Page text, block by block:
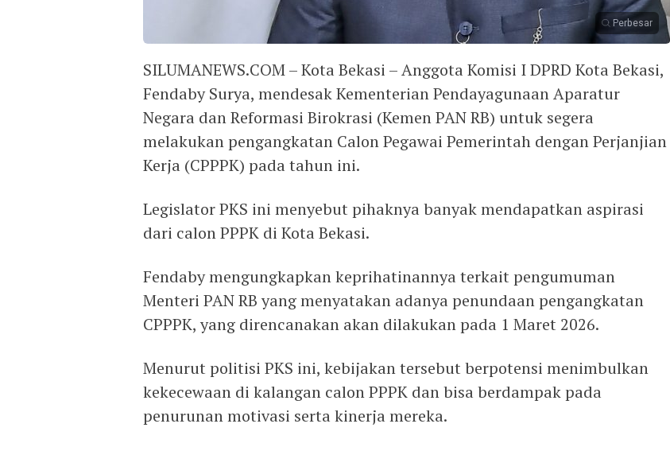
Perbesar
SILUMANEWS.COM – Kota Bekasi – Anggota Komisi I DPRD Kota Bekasi,
Fendaby Surya, mendesak Kementerian Pendayagunaan Aparatur
Negara dan Reformasi Birokrasi (Kemen PAN RB) untuk segera
melakukan pengangkatan Calon Pegawai Pemerintah dengan Perjanjian
Kerja (CPPPK) pada tahun ini.
Legislator PKS ini menyebut pihaknya banyak mendapatkan aspirasi
dari calon PPPK di Kota Bekasi.
Fendaby mengungkapkan keprihatinannya terkait pengumuman
Menteri PAN RB yang menyatakan adanya penundaan pengangkatan
CPPPK, yang direncanakan akan dilakukan pada 1 Maret 2026.
Menurut politisi PKS ini, kebijakan tersebut berpotensi menimbulkan
kekecewaan di kalangan calon PPPK dan bisa berdampak pada
penurunan motivasi serta kinerja mereka.